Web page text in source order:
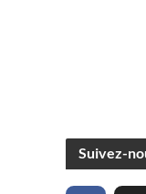
Suivez-